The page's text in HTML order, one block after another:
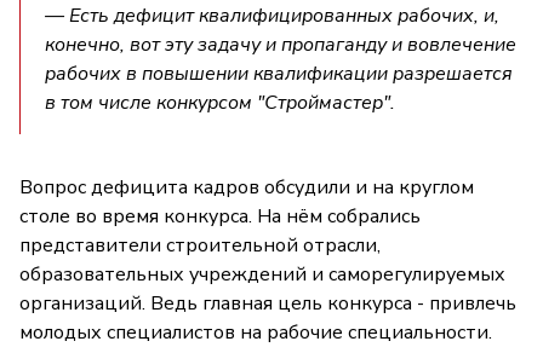
— Есть дефицит квалифицированных рабочих, и,
конечно, вот эту задачу и пропаганду и вовлечение
рабочих в повышении квалификации разрешается
в том числе конкурсом "Строймастер".
Вопрос дефицита кадров обсудили и на круглом
столе во время конкурса. На нём собрались
представители строительной отрасли,
образовательных учреждений и саморегулируемых
организаций. Ведь главная цель конкурса - привлечь
молодых специалистов на рабочие специальности.